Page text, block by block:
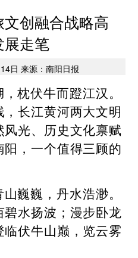
创融合战略高
展走笔
日 来源：南阳日报
枕伏牛而蹬江汉。
长江黄河两大文明
光、历史文化禀赋
，一个值得三顾的
巍巍，丹水浩渺。
水扬波；漫步卧龙
伏牛山巅，览云雾